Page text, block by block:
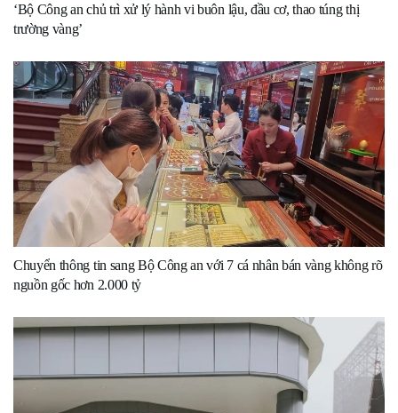
‘Bộ Công an chủ trì xử lý hành vi buôn lậu, đầu cơ, thao túng thị
trường vàng’
Chuyển thông tin sang Bộ Công an với 7 cá nhân bán vàng không rõ
nguồn gốc hơn 2.000 tỷ